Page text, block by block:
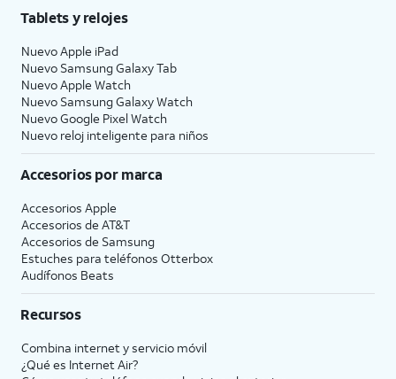
Tablets y relojes
Nuevo Apple iPad
Nuevo Samsung Galaxy Tab
Nuevo Apple Watch
Nuevo Samsung Galaxy Watch
Nuevo Google Pixel Watch
Nuevo reloj inteligente para niños
Accesorios por marca
Accesorios Apple
Accesorios de AT&T
Accesorios de Samsung
Estuches para teléfonos Otterbox
Audífonos Beats
Recursos
Combina internet y servicio móvil
¿Qué es Internet Air?